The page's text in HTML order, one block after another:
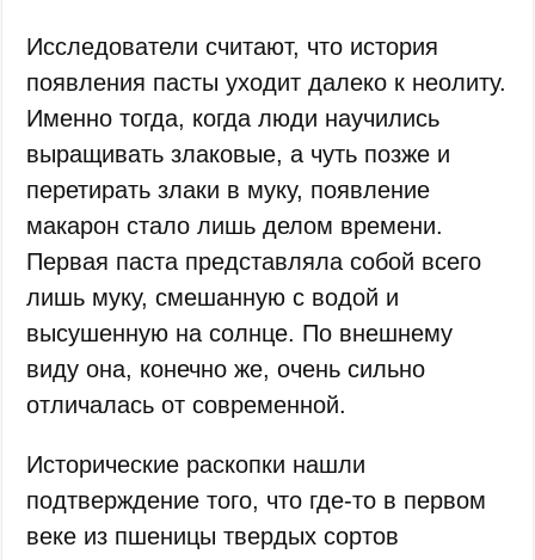
Исследователи считают, что история
появления пасты уходит далеко к неолиту.
Именно тогда, когда люди научились
выращивать злаковые, а чуть позже и
перетирать злаки в муку, появление
макарон стало лишь делом времени.
Первая паста представляла собой всего
лишь муку, смешанную с водой и
высушенную на солнце. По внешнему
виду она, конечно же, очень сильно
отличалась от современной.
Исторические раскопки нашли
подтверждение того, что где-то в первом
веке из пшеницы твердых сортов